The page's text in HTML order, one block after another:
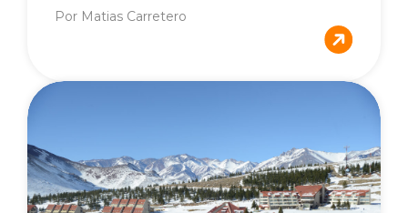
Por Matias Carretero